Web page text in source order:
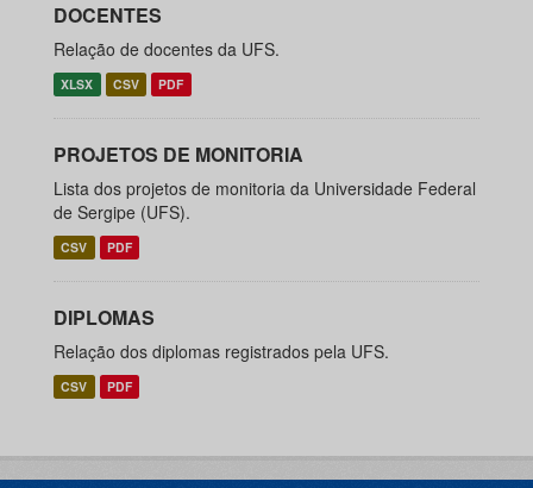
DOCENTES
Relação de docentes da UFS.
XLSX CSV PDF
PROJETOS DE MONITORIA
Lista dos projetos de monitoria da Universidade Federal
de Sergipe (UFS).
CSV PDF
DIPLOMAS
Relação dos diplomas registrados pela UFS.
CSV PDF